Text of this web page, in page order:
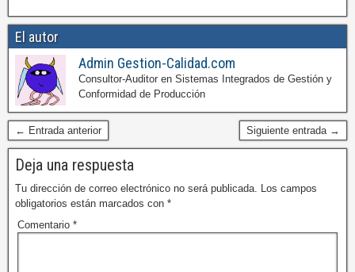
El autor
Admin Gestion-Calidad.com
Consultor-Auditor en Sistemas Integrados de Gestión y
Conformidad de Producción
← Entrada anterior Siguiente entrada →
Deja una respuesta
Tu dirección de correo electrónico no será publicada. Los campos
obligatorios están marcados con *
Comentario *